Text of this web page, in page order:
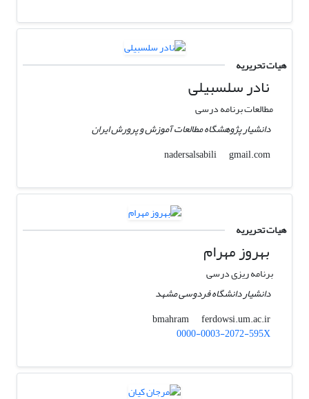
هیات تحریریه
نادر سلسبیلی
مطالعات برنامه درسی
دانشیار پژوهشگاه مطالعات آموزش و پرورش ایران
nadersalsabili
gmail.com
هیات تحریریه
بهروز مهرام
برنامه ریزی درسی
دانشیار دانشگاه فردوسی مشهد
bmahram
ferdowsi.um.ac.ir
0000-0003-2072-595X